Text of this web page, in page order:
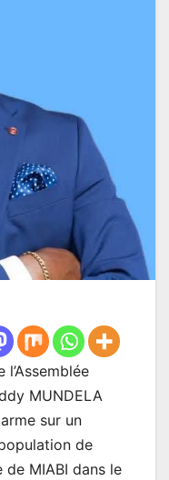
l’Assemblée
MUNDELA
sur un
de
de MIABI dans le